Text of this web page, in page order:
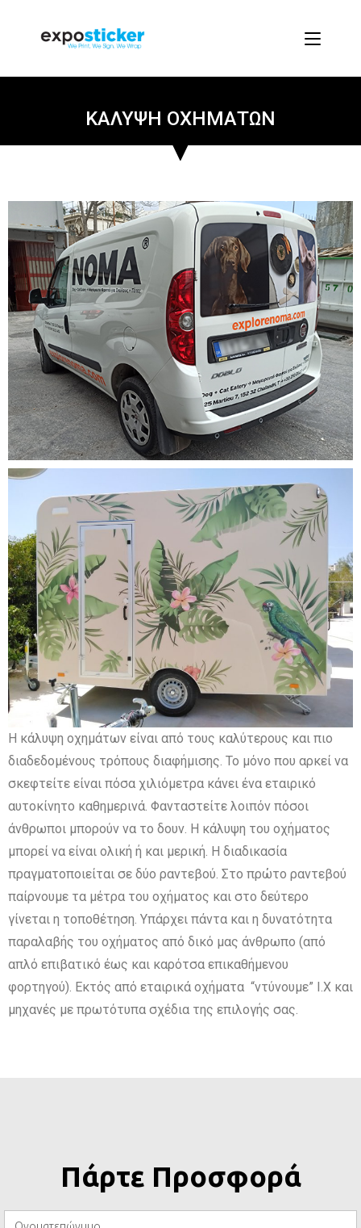
ΚΑΛΥΨΗ ΟΧΗΜΑΤΩΝ
Η κάλυψη οχημάτων είναι από τους καλύτερους και πιο
διαδεδομένους τρόπους διαφήμισης. Το μόνο που αρκεί να
σκεφτείτε είναι πόσα χιλιόμετρα κάνει ένα εταιρικό
αυτοκίνητο καθημερινά. Φανταστείτε λοιπόν πόσοι
άνθρωποι μπορούν να το δουν. Η κάλυψη του οχήματος
μπορεί να είναι ολική ή και μερική. Η διαδικασία
πραγματοποιείται σε δύο ραντεβού. Στο πρώτο ραντεβού
παίρνουμε τα μέτρα του οχήματος και στο δεύτερο
γίνεται η τοποθέτηση. Υπάρχει πάντα και η δυνατότητα
παραλαβής του οχήματος από δικό μας άνθρωπο (από
απλό επιβατικό έως και καρότσα επικαθήμενου
φορτηγού). Εκτός από εταιρικά οχήματα “ντύνουμε” Ι.Χ και
μηχανές με πρωτότυπα σχέδια της επιλογής σας.
Πάρτε Προσφορά